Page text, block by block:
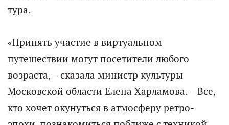
тура.
«Принять участие в виртуальном
путешествии могут посетители любого
возраста, – сказала министр культуры
Московской области Елена Харламова. – Все,
кто хочет окунуться в атмосферу ретро-